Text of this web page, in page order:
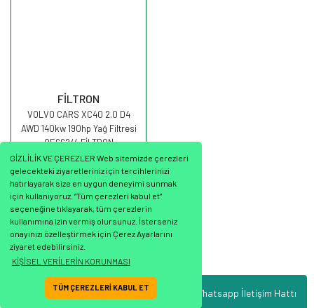
GİZLİLİK VE ÇEREZLER Web sitemizde çerezleri
gelecekteki ziyaretleriniz için tercihlerinizi
hatırlayarak size en uygun deneyimi sunmak
için kullanıyoruz. “Tüm çerezleri kabul et”
seçeneğine tıklayarak, tüm çerezlerin
kullanımına izin vermiş olursunuz. İsterseniz
onayınızı özelleştirmek için Çerez Ayarlarını
ziyaret edebilirsiniz.
KİŞİSEL VERİLERİN KORUNMASI
TÜM ÇEREZLERİ KABUL ET Whatsapp İletişim Hattı
FİLTRON
VOLVO CARS XC40 2.0 D4
AWD 140kw 190hp Yağ Filtresi
OE662/4 FİLTRON
394,83 TL